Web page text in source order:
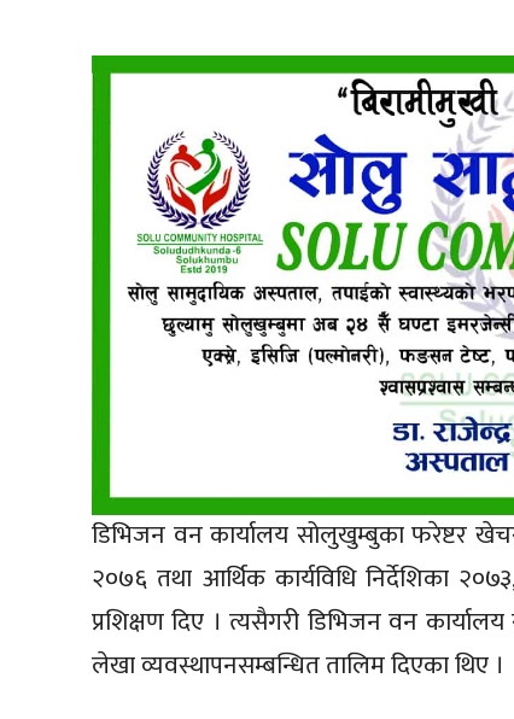
डिभिजन वन कार्यालय सोलुखुम्बुका फरेष्टर
२०७६ तथा आर्थिक कार्यविधि निर्देशिका
प्रशिक्षण दिए । त्यसैगरी डिभिजन वन
लेखा व्यवस्थापनसम्बन्धित तालिम दिएका थिए ।